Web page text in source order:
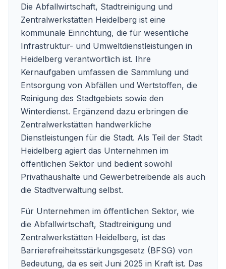
Die Abfallwirtschaft, Stadtreinigung und
Zentralwerkstätten Heidelberg ist eine
kommunale Einrichtung, die für wesentliche
Infrastruktur- und Umweltdienstleistungen in
Heidelberg verantwortlich ist. Ihre
Kernaufgaben umfassen die Sammlung und
Entsorgung von Abfällen und Wertstoffen, die
Reinigung des Stadtgebiets sowie den
Winterdienst. Ergänzend dazu erbringen die
Zentralwerkstätten handwerkliche
Dienstleistungen für die Stadt. Als Teil der Stadt
Heidelberg agiert das Unternehmen im
öffentlichen Sektor und bedient sowohl
Privathaushalte und Gewerbetreibende als auch
die Stadtverwaltung selbst.
Für Unternehmen im öffentlichen Sektor, wie
die Abfallwirtschaft, Stadtreinigung und
Zentralwerkstätten Heidelberg, ist das
Barrierefreiheitsstärkungsgesetz (BFSG) von
Bedeutung, da es seit Juni 2025 in Kraft ist. Das